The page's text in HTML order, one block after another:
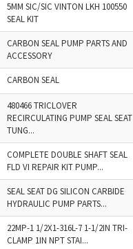
5MM SIC/SIC VINTON LKH 100550
SEAL KIT
CARBON SEAL PUMP PARTS AND
ACCESSORY
CARBON SEAL
480466 TRICLOVER
RECIRCULATING PUMP SEAL SEAT
TUNG...
COMPLETE DOUBLE SHAFT SEAL
FLD VI REPAIR KIT PUMP...
SEAL SEAT DG SILICON CARBIDE
HYDRAULIC PUMP PARTS...
22MP-1 1/2X1-316L-7 1-1/2IN TRI-
CLAMP 1IN NPT STAI...